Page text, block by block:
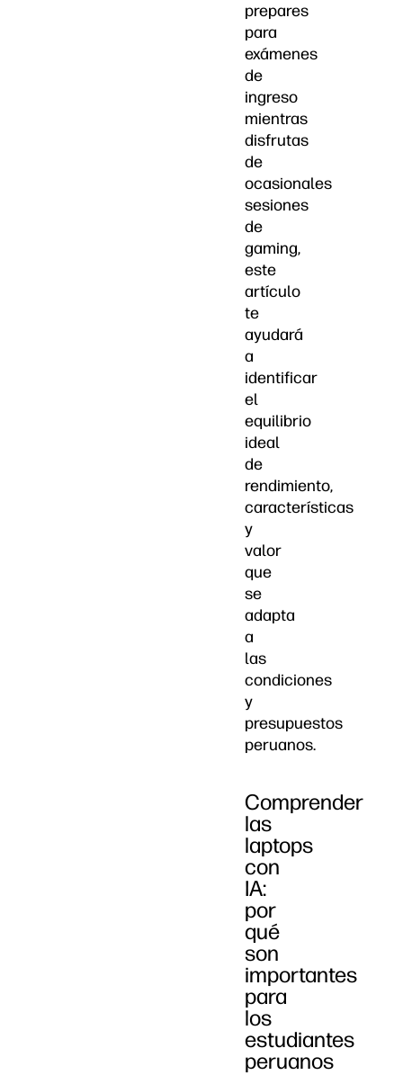
prepares
para
exámenes
de
ingreso
mientras
disfrutas
de
ocasionales
sesiones
de
gaming,
este
artículo
te
ayudará
a
identificar
el
equilibrio
ideal
de
rendimiento,
características
y
valor
que
se
adapta
a
las
condiciones
y
presupuestos
peruanos.
Comprender
las
laptops
con
IA:
por
qué
son
importantes
para
los
estudiantes
peruanos